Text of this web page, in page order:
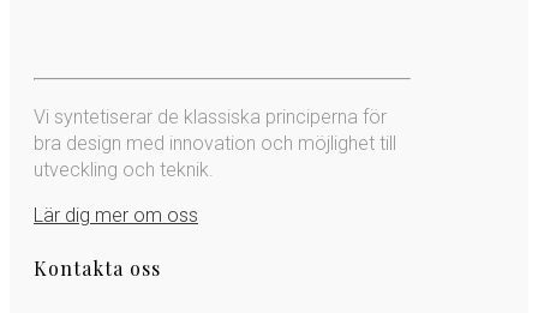
Vi syntetiserar de klassiska principerna för
bra design med innovation och möjlighet till
utveckling och teknik.
Lär dig mer om oss
Kontakta oss